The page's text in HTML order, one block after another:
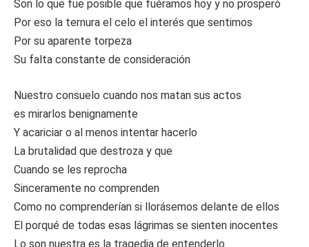
Son lo que fue posible que fuéramos hoy y no prosperó
Por eso la ternura el celo el interés que sentimos
Por su aparente torpeza
Su falta constante de consideración
Nuestro consuelo cuando nos matan sus actos
es mirarlos benignamente
Y acariciar o al menos intentar hacerlo
La brutalidad que destroza y que
Cuando se les reprocha
Sinceramente no comprenden
Como no comprenderían si llorásemos delante de ellos
El porqué de todas esas lágrimas se sienten inocentes
Lo son nuestra es la tragedia de entenderlo